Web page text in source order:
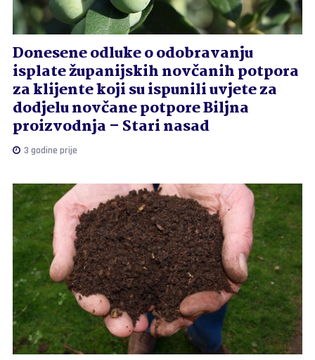
Donesene odluke o odobravanju
isplate županijskih novčanih potpora
za klijente koji su ispunili uvjete za
dodjelu novčane potpore Biljna
proizvodnja – Stari nasad
3 godine prije